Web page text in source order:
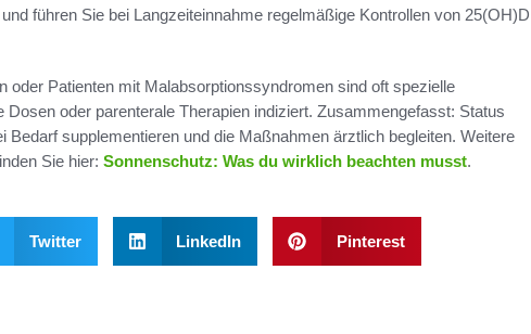
führen Sie bei Langzeiteinnahme regelmäßige Kontrollen von 25(OH)D
oder Patienten mit Malabsorptionssyndromen sind oft spezielle
Dosen oder parenterale Therapien indiziert. Zusammengefasst: Status
Bedarf supplementieren und die Maßnahmen ärztlich begleiten. Weitere
Sie hier: Sonnenschutz: Was du wirklich beachten musst.
Twitter LinkedIn Pinterest